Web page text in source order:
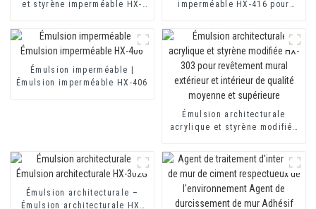
et styrène imperméable HX-
imperméables à base de
ciment monocomposants et
bicomposants
imperméable HX-416 pour
et revêtement imperméable à
base de ciment à deux
composants
Émulsion imperméable |
Émulsion imperméable HX-406
Émulsion architecturale
acrylique et styrène modifiée
extérieur et intérieur de
qualité moyenne et supérieure
Émulsion architecturale –
Émulsion architecturale HX-